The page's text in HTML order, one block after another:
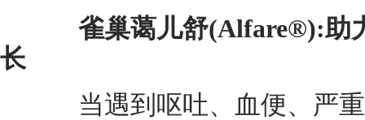
雀巢蔼儿舒(Alfare®):助
长
当遇到呕吐、血便、严重